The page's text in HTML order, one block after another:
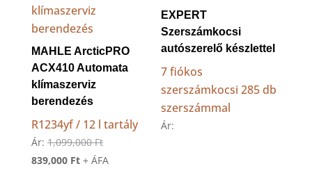
MAHLE ArcticPRO
ACX410 Automata
klímaszerviz
berendezés
R1234yf / 12 l tartály
Ár: 1,099,000FtOriginal
price
839,000 FtCurrent
+ ÁFA
EXPERT
Szerszámkocsi
autószerelő készlettel
7 fiókos
szerszámkocsi 285 db
szerszámmal
Ár: